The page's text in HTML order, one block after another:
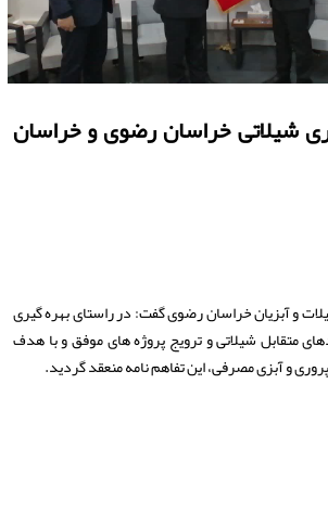
شیلاتی خراسان رضوی و خراسان
و آبزیان خراسان رضوی گفت: در راستای بهره گیری
متقابل شیلاتی و ترویج پروژه های موفق و با هدف
و آبزی مصرفی، این تفاهم نامه منعقد گردید.